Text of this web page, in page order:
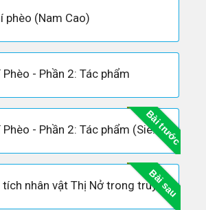
phèo (Nam Cao)
Phèo - Phần 2: Tác phẩm
Bài trước
Soạn bài: Chí Phèo - Phần 2: Tác phẩm (Siêu ngắn)
Bài sau
Đề bài : Phân tích nhân vật Thị Nở trong truyện ngắn “Chí Phèo” của Nam Cao